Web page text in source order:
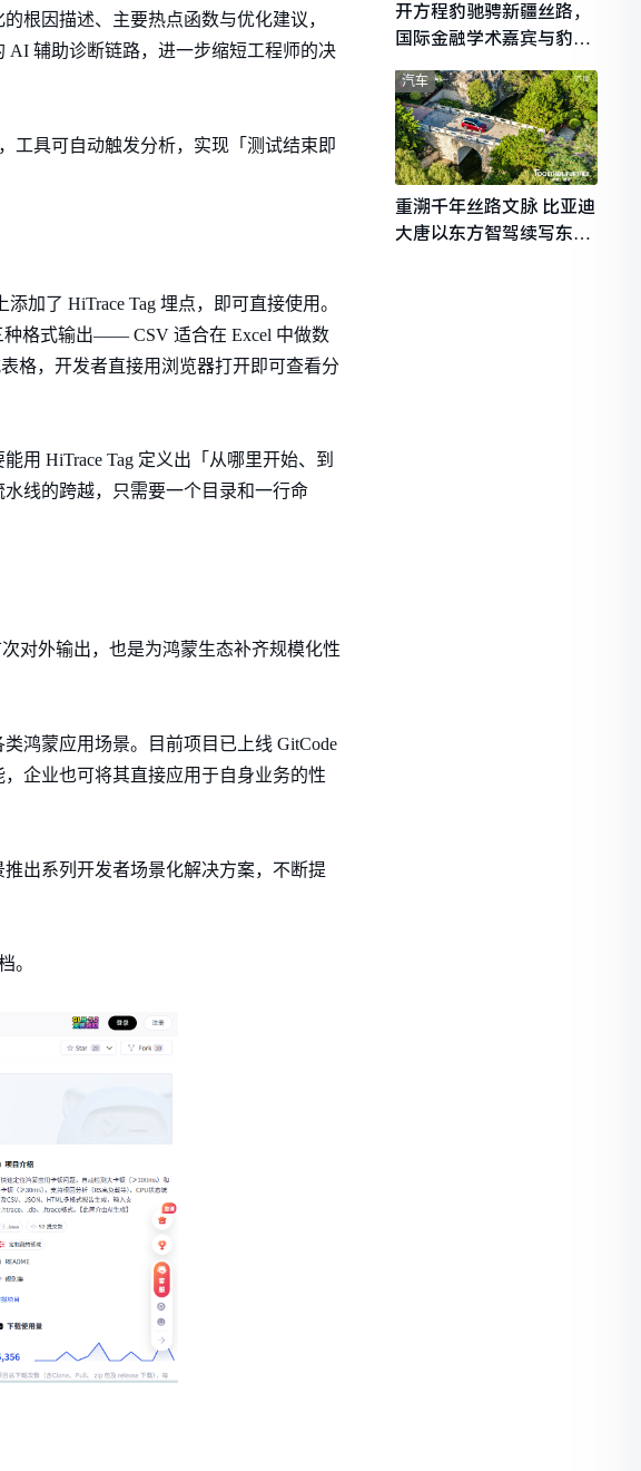
根因描述、主要热点函数与优化建议，
AI 辅助诊断链路，进一步缩短工程师的决
工具可自动触发分析，实现「测试结束即
加了 HiTrace Tag 埋点，即可直接使用。
种格式输出—— CSV 适合在 Excel 中做数
格，开发者直接用浏览器打开即可查看分
用 HiTrace Tag 定义出「从哪里开始、到
线的跨越，只需要一个目录和一行命
对外输出，也是为鸿蒙生态补齐规模化性
鸿蒙应用场景。目前项目已上线 GitCode
企业也可将其直接应用于自身业务的性
出系列开发者场景化解决方案，不断提
。
开方程豹驰骋新疆丝路，
国际金融学术嘉宾与豹友
共赴山海热爱
重溯千年丝路文脉 比亚迪
大唐以东方智驾续写东西
汽车